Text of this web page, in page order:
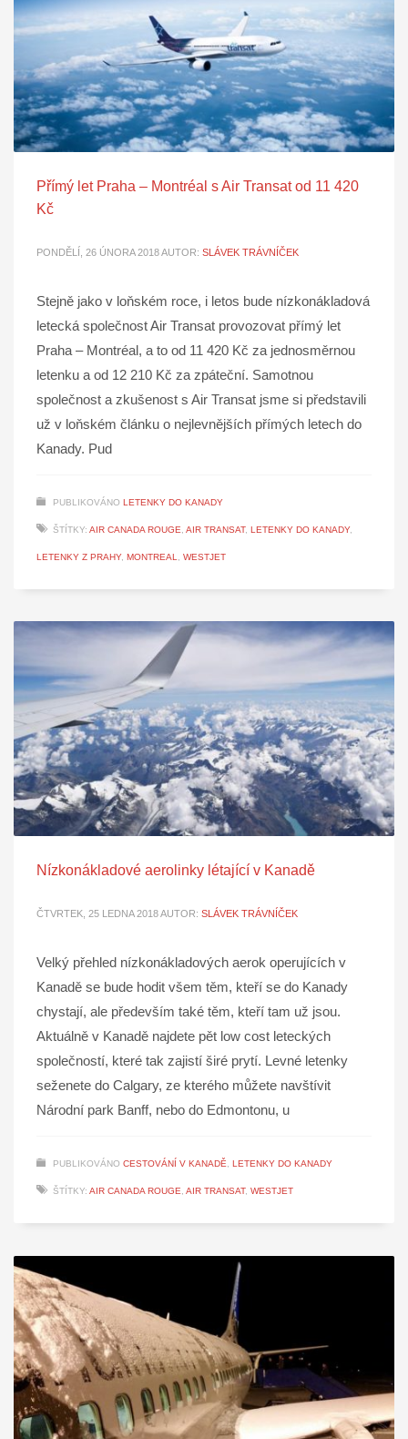
Přímý let Praha – Montréal s Air Transat od 11 420
Kč
PONDĚLÍ, 26 ÚNORA 2018AUTOR: SLÁVEK TRÁVNÍČEK
Stejně jako v loňském roce, i letos bude nízkonákladová
letecká společnost Air Transat provozovat přímý let
Praha – Montréal, a to od 11 420 Kč za jednosměrnou
letenku a od 12 210 Kč za zpáteční. Samotnou
společnost a zkušenost s Air Transat jsme si představili
už v loňském článku o nejlevnějších přímých letech do
Kanady. Pud
PUBLIKOVÁNO LETENKY DO KANADY
ŠTÍTKY: AIR CANADA ROUGE, AIR TRANSAT, LETENKY DO KANADY,
LETENKY Z PRAHY, MONTREAL, WESTJET
Nízkonákladové aerolinky létající v Kanadě
ČTVRTEK, 25 LEDNA 2018AUTOR: SLÁVEK TRÁVNÍČEK
Velký přehled nízkonákladových aerok operujících v
Kanadě se bude hodit všem těm, kteří se do Kanady
chystají, ale především také těm, kteří tam už jsou.
Aktuálně v Kanadě najdete pět low cost leteckých
společností, které tak zajistí širé prytí. Levné letenky
seženete do Calgary, ze kterého můžete navštívit
Národní park Banff, nebo do Edmontonu, u
PUBLIKOVÁNO CESTOVÁNÍ V KANADĚ, LETENKY DO KANADY
ŠTÍTKY: AIR CANADA ROUGE, AIR TRANSAT, WESTJET